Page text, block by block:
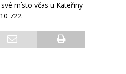
místo včas u Kateřiny
722.